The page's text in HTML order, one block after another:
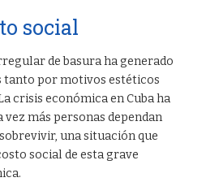
social
de basura ha generado
tanto por motivos estéticos
crisis económica en Cuba ha
vez más personas dependan
una situación que
social de esta grave